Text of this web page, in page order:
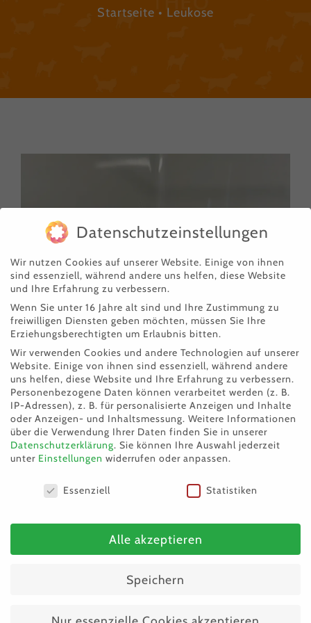
Startseite Leukose
„Herr Mayer“
Datenschutzeinstellungen
Wir nutzen Cookies auf unserer Website. Einige von ihnen
sind essenziell, während andere uns helfen, diese Website
und Ihre Erfahrung zu verbessern.
Wenn Sie unter 16 Jahre alt sind und Ihre Zustimmung zu
freiwilligen Diensten geben möchten, müssen Sie Ihre
Erziehungsberechtigten um Erlaubnis bitten.
Wir verwenden Cookies und andere Technologien auf unserer
Website. Einige von ihnen sind essenziell, während andere
uns helfen, diese Website und Ihre Erfahrung zu verbessern.
Personenbezogene Daten können verarbeitet werden (z. B.
IP-Adressen), z. B. für personalisierte Anzeigen und Inhalte
oder Anzeigen- und Inhaltsmessung. Weitere Informationen
über die Verwendung Ihrer Daten finden Sie in unserer
Datenschutzerklärung. Sie können Ihre Auswahl jederzeit
unter Einstellungen widerrufen oder anpassen.
Datenschutzeinstellungen
Essenziell Statistiken
Alle akzeptieren
Speichern